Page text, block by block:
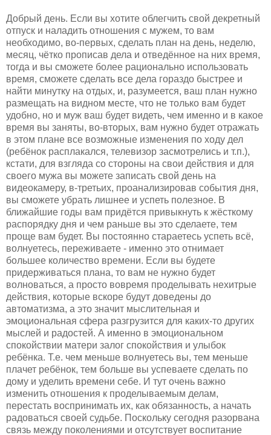
Добрый день. Если вы хотите облегчить свой декретный
отпуск и наладить отношения с мужем, то вам
необходимо, во-первых, сделать план на день, неделю,
месяц, чётко прописав дела и отведённое на них время,
тогда и вы сможете более рационально использовать
время, сможете сделать все дела гораздо быстрее и
найти минутку на отдых, и, разумеется, ваш план нужно
размещать на видном месте, что не только вам будет
удобно, но и муж ваш будет видеть, чем именно и в какое
время вы заняты, во-вторых, вам нужно будет отражать
в этом плане все возможные изменения по ходу дел
(ребёнок расплакался, телевизор засмотрелись и т.п.),
кстати, для взгляда со стороны на свои действия и для
своего мужа вы можете записать свой день на
видеокамеру, в-третьих, проанализировав события дня,
вы сможете убрать лишнее и успеть полезное. В
ближайшие годы вам придётся привыкнуть к жёсткому
распорядку дня и чем раньше вы это сделаете, тем
проще вам будет. Вы постоянно стараетесь успеть всё,
волнуетесь, переживаете - именно это отнимает
большее количество времени. Если вы будете
придерживаться плана, то вам не нужно будет
волноваться, а просто вовремя проделывать нехитрые
действия, которые вскоре будут доведены до
автоматизма, а это значит мыслительная и
эмоциональная сфера разгрузится для каких-то других
мыслей и радостей. А именно в эмоциональном
спокойствии матери залог спокойствия и улыбок
ребёнка. Т.е. чем меньше волнуетесь вы, тем меньше
плачет ребёнок, тем больше вы успеваете сделать по
дому и уделить времени себе. И тут очень важно
изменить отношения к проделываемым делам,
перестать воспринимать их, как обязанность, а начать
радоваться своей судьбе. Поскольку сегодня разорвана
связь между поколениями и отсутствует воспитание